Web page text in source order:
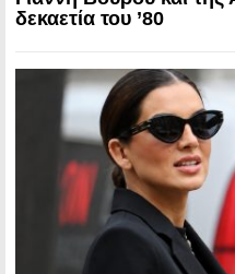
δεκαετία του ’80